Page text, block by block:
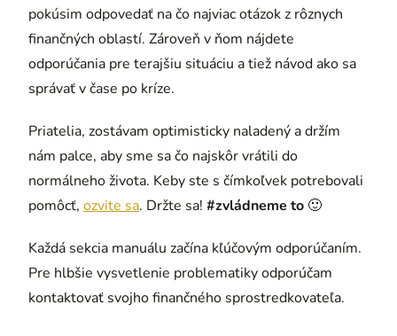
pokúsim odpovedať na čo najviac otázok z rôznych
finančných oblastí. Zároveň v ňom nájdete
odporúčania pre terajšiu situáciu a tiež návod ako sa
správať v čase po kríze.
Priatelia, zostávam optimisticky naladený a držím
nám palce, aby sme sa čo najskôr vrátili do
normálneho života. Keby ste s čímkoľvek potrebovali
pomôcť, ozvite sa. Držte sa! #zvládneme to 🙂
Každá sekcia manuálu začína kľúčovým odporúčaním.
Pre hlbšie vysvetlenie problematiky odporúčam
kontaktovať svojho finančného sprostredkovateľa.